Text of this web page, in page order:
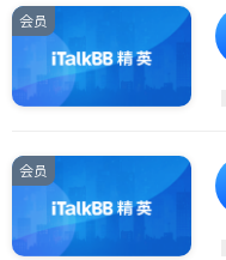
Brampton
Kitchener
Stouffville
Waterloo
会员
会员